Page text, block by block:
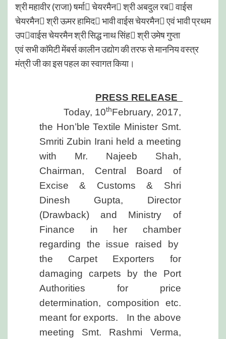
श्री महावीर (राजा) षर्मा चेयरमैन श्री अबदुल रब वाईस
चेयरमैन श्री ऊमर हामिद भावी वाईस चेयरमैन एवं भावी प्रथम
उपवाईस चेयरमैन श्री सिद्ध नाथ सिंह श्री उमेष गुप्ता
एवं सभी काॅमेटी मेंबर्स कालीन उद्योग की तरफ से माननिय वस्त्र
मंत्री जी का इस पहल का स्वागत किया।
PRESS RELEASE
Today, 10thFebruary, 2017,
the Hon’ble Textile Minister Smt.
Smriti Zubin Irani held a meeting
with Mr. Najeeb Shah,
Chairman, Central Board of
Excise & Customs & Shri
Dinesh Gupta, Director
(Drawback) and Ministry of
Finance in her chamber
regarding the issue raised by
the Carpet Exporters for
damaging carpets by the Port
Authorities for price
determination, composition etc.
meant for exports. In the above
meeting Smt. Rashmi Verma,